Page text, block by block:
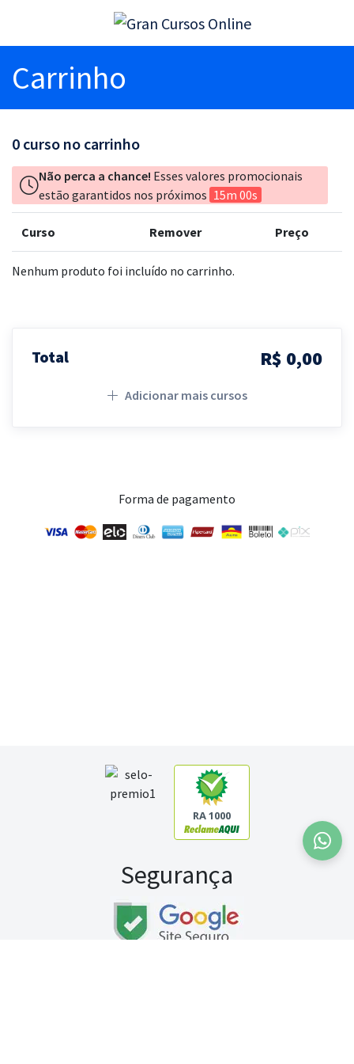
Carrinho
0 curso no carrinho
Não perca a chance! Esses valores promocionais
estão garantidos nos próximos 15m 00s
Curso Remover Preço
Nenhum produto foi incluído no carrinho.
Total R$ 0,00
Adicionar mais cursos
Forma de pagamento
RA 1000
Segurança